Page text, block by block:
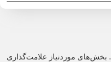
بخش‌های موردنیاز علامت‌گذاری